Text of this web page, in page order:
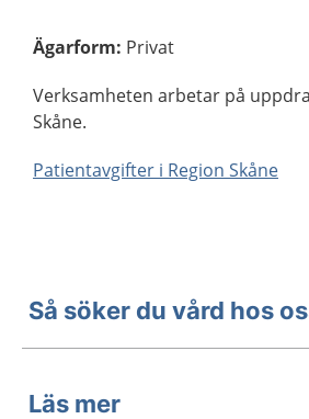
Ägarform: Privat
Verksamheten arbetar på
Skåne.
Patientavgifter i Region Skåne
Så söker du vård hos
Läs mer